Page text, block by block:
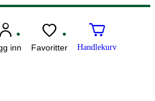
inn Favoritter Handlekurv